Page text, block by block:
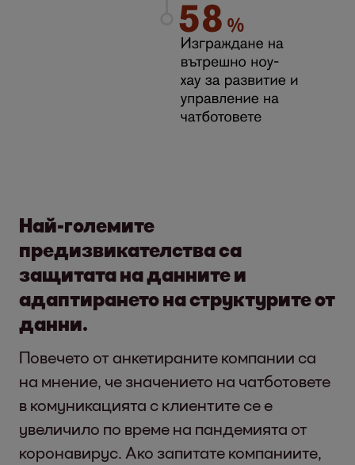
Най-големите
предизвикателства са
защитата на данните и
адаптирането на структурите от
данни.
Повечето от анкетираните компании са
на мнение, че значението на чатботовете
в комуникацията с клиентите се е
увеличило по време на пандемията от
коронавирус. Ако запитате компаниите,